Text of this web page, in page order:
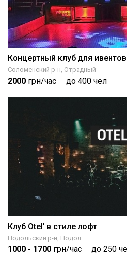
Концертный клуб для
Соломенский р-н, Отрадный
2000 грн/час до 400 чел
Клуб Otel' в стиле лофт
Подольский р-н, Подол
1000 - 1700 грн/час до 250